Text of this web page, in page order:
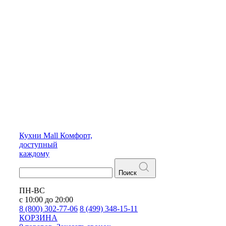
Кухни Mall Комфорт,
доступный
каждому
Поиск
ПН-ВС
с 10:00 до 20:00
8 (800) 302-77-06 8 (499) 348-15-11
КОРЗИНА